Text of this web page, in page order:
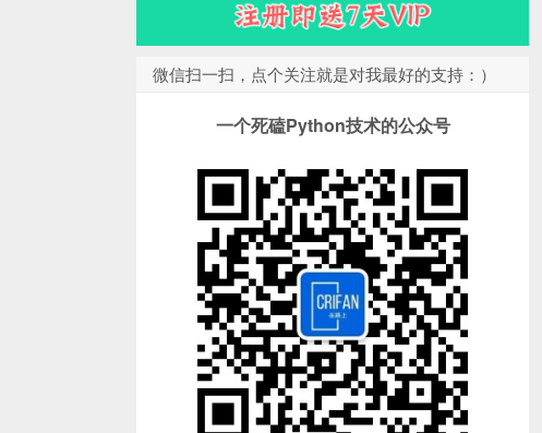
微信扫一扫，点个关注就是对我最好的支持：）
一个死磕Python技术的公众号